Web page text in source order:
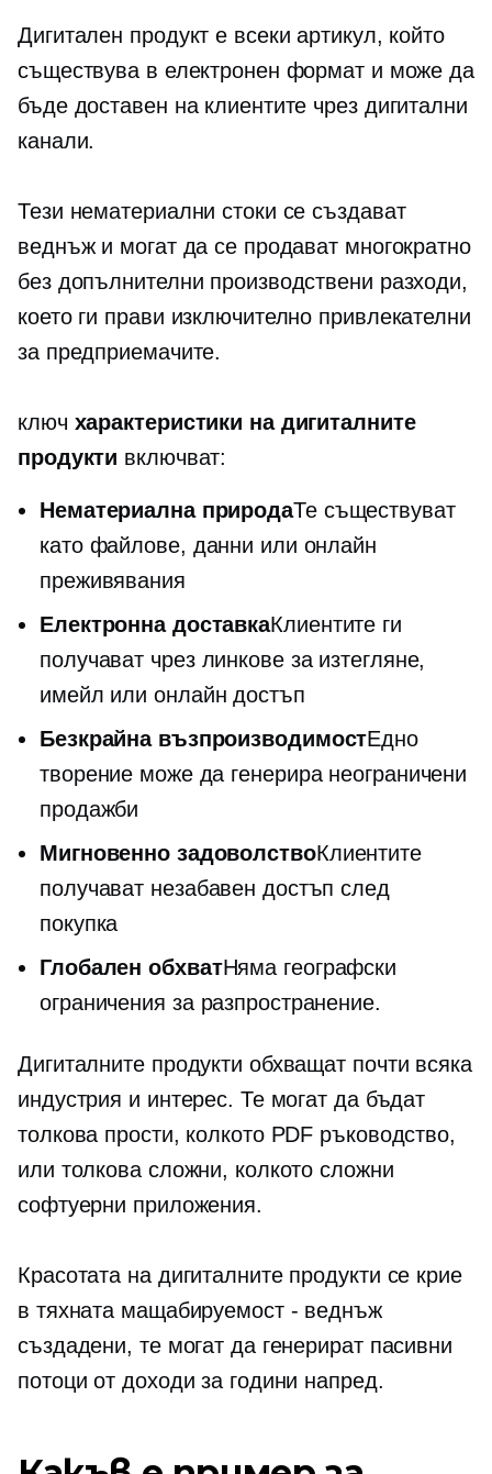
Дигитален продукт е всеки артикул, който
съществува в електронен формат и може да
бъде доставен на клиентите чрез дигитални
канали.
Тези нематериални стоки се създават
веднъж и могат да се продават многократно
без допълнителни производствени разходи,
което ги прави изключително привлекателни
за предприемачите.
ключ характеристики на дигиталните
продукти включват:
Нематериална природаТе съществуват
като файлове, данни или онлайн
преживявания
Електронна доставкаКлиентите ги
получават чрез линкове за изтегляне,
имейл или онлайн достъп
Безкрайна възпроизводимостЕдно
творение може да генерира неограничени
продажби
Мигновенно задоволствоКлиентите
получават незабавен достъп след
покупка
Глобален обхватНяма географски
ограничения за разпространение.
Дигиталните продукти обхващат почти всяка
индустрия и интерес. Те могат да бъдат
толкова прости, колкото PDF ръководство,
или толкова сложни, колкото сложни
софтуерни приложения.
Красотата на дигиталните продукти се крие
в тяхната мащабируемост - веднъж
създадени, те могат да генерират пасивни
потоци от доходи за години напред.